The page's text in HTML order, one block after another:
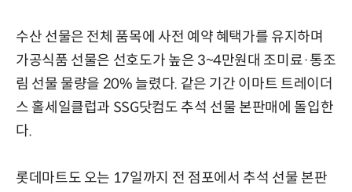
수산 선물은 전체 품목에 사전 예약 혜택가를 유지하며
가공식품 선물은 선호도가 높은 3~4만원대 조미료·통조
림 선물 물량을 20% 늘렸다. 같은 기간 이마트 트레이더
스 홀세일클럽과 SSG닷컴도 추석 선물 본판매에 돌입한
다.
롯데마트도 오는 17일까지 전 점포에서 추석 선물 본판